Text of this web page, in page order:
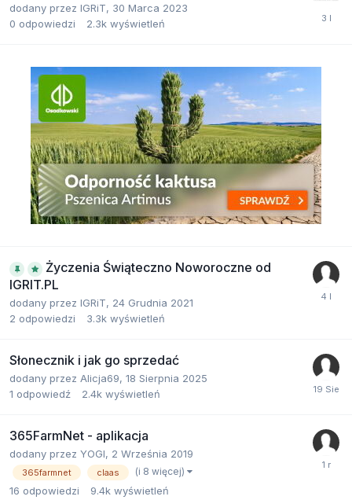
dodany przez IGRiT, 30 Marca 2023
0 odpowiedzi 2.3k wyświetleń
Życzenia Świąteczno Noworoczne od
IGRIT.PL
dodany przez IGRiT, 24 Grudnia 2021
2 odpowiedzi 3.3k wyświetleń
Słonecznik i jak go sprzedać
dodany przez Alicja69, 18 Sierpnia 2025
1 odpowiedź 2.4k wyświetleń
365FarmNet - aplikacja
dodany przez YOGI, 2 Września 2019
365farmnet claas (i 8 więcej)
16 odpowiedzi 9.4k wyświetleń